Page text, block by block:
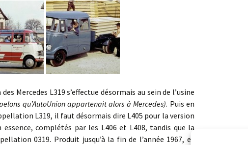
L319 s’effectue désormais au sein de l’usine
qu’AutoUnion appartenait alors à Mercedes). Puis en
L319, il faut désormais dire L405 pour la version
complétés par les L406 et L408, tandis que la
0319. Produit jusqu’à la fin de l’année 1967, et